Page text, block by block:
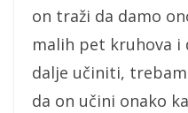
on traži da damo
malih pet kruhova i
dalje učiniti,
da on učini onako